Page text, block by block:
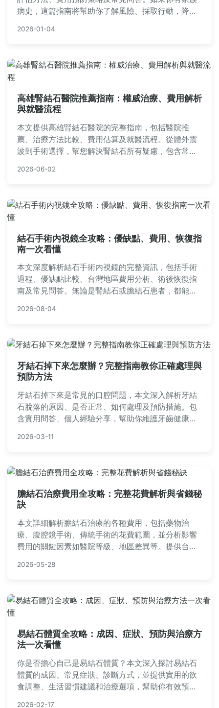
病史，這篇指南將幫助你了解風險、採取行動，降低
合台灣讀者參考。
2026-01-04
高雄腎結石醫院推薦指南：權威治療、費用解析
與就醫流程
本文提供高雄腎結石醫院的完整指南，包括醫院推
薦、治療方法比較、費用估算及就醫流程。從體外震
波到手術選擇，幫您解決腎結石所有疑慮，包含常見
2026-06-02
結石手術内視鏡全攻略：優缺點、費用、恢復指
南一次看懂
本文深度解析結石手術内視鏡的完整資訊，包括手術
過程、優缺點比較、台灣地區費用分析、術後恢復指
南及常見問答。無論是腎結石或膽結石患者，都能找
學專業知識，提供真實案例參考。
2026-08-04
牙結石掉下來怎麼辦？完整指南教你正確處理與
預防方法
牙結石掉下來是常見的口腔問題，本文深入解析牙結
石脫落的原因、是否正常、如何處理及預防措施。包
含實用問答、個人經驗分享，幫助你維護牙齒健康，
疑惑。
2026-03-11
膽結石治療費用全攻略：完整花費解析與省錢秘
訣
本文詳細解析膽結石治療的各種費用，包括藥物治
療、腹腔鏡手術、傳統手術的花費範圍，並分析影響
費用的關鍵因素如醫院等級、地區差異等。提供台灣
及實用省錢技巧，幫助您全面了解膽結石治療費用，
2026-05-28
易結石體質全攻略：成因、症狀、預防與治療方
法一次看懂
你是否擔心自己是易結石體質？本文深入探討易結石
體質的成因、常見症狀、診斷方式，並提供實用的飲
食調整、生活習慣建議和治療選項，幫助你有效預防
2026-02-17